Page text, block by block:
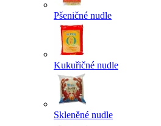
Pšeničné nudle
Kukuřičné nudle
Skleněné nudle